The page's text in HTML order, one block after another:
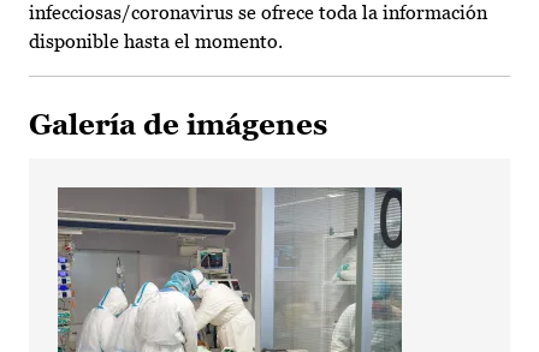
infecciosas/coronavirus se ofrece toda la información
disponible hasta el momento.
Galería de imágenes